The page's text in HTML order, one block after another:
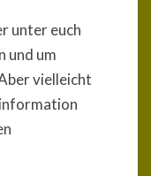
unter euch
und um
vielleicht